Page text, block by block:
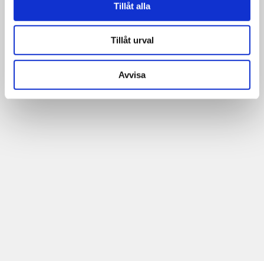
Tillåt alla
Tillåt urval
Avvisa
31
00:00
Terminsstart Hösten 2026